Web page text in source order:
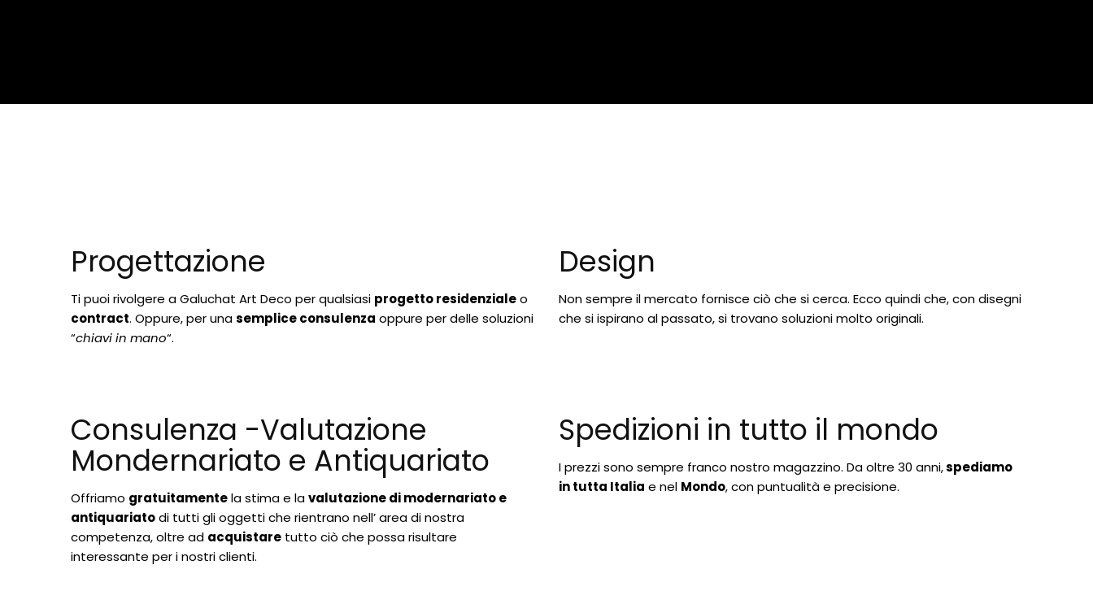
Progettazione
Ti puoi rivolgere a Galuchat Art Deco per qualsiasi progetto residenzialeo
contract. Oppure, per unasemplice consulenza oppure per delle soluzioni
“chiavi in mano“.
Design
Non sempre il mercato fornisce ciò che si cerca. Ecco quindi che, con disegni
che si ispirano al passato, si trovano soluzioni molto originali.
Consulenza -Valutazione
Mondernariato e Antiquariato
Offriamo gratuitamentela stima e lavalutazione di modernariato e
antiquariatodi tutti gli oggetti che rientrano nell’ area di nostra
competenza, oltre ad acquistare tutto ciò che possa risultare
interessante per i nostri clienti.
Spedizioni in tutto il mondo
I prezzi sono sempre franco nostro magazzino. Da oltre 30 anni,spediamo
in tutta Italia e nel Mondo, con puntualità e precisione.